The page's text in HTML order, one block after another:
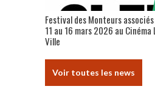
Festival des Monteurs
11 au 16 mars 2026 au
Ville
Voir toutes les news